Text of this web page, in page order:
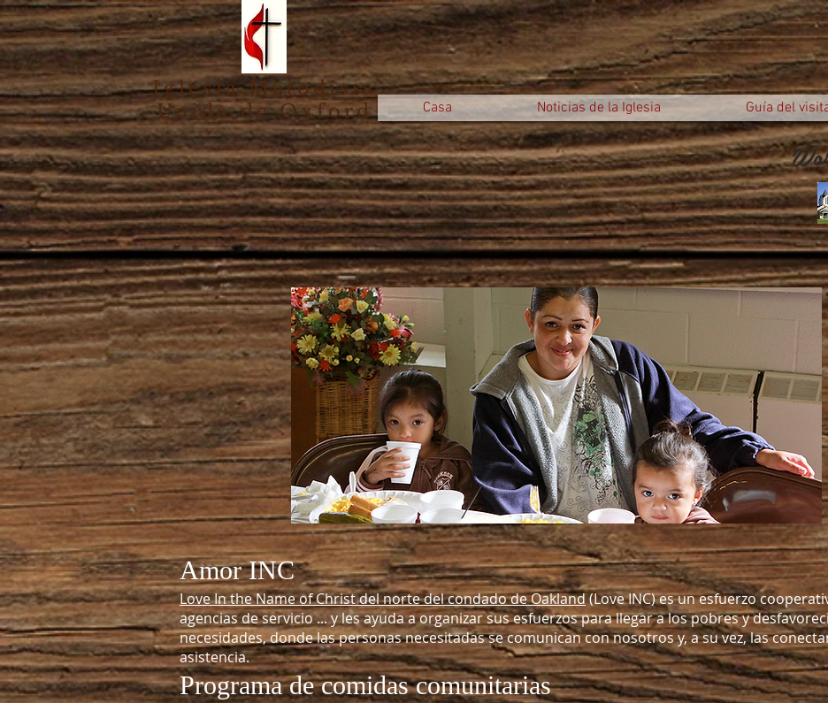
Iglesia Metodista
Unida de Oxford
Casa Noticias de la Iglesia Guía del
Amor INC
Love In the Name of Christ del norte del condado de Oakland(Love INC) es un esfuerzo
agencias de servicio ... y les ayuda a organizar sus esfuerzos para llegar a los pobres y
necesidades, donde las personas necesitadas se comunican con nosotros y, a su vez, las
asistencia.
Programa de comidas comunitarias